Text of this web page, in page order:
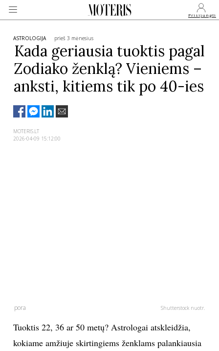
Prisijungti
VEIDAI
KULTŪRA
ASTROLOGIJA prieš 3 mėnesius
Kada geriausia tuoktis pagal
Zodiako ženklą? Vieniems –
anksti, kitiems tik po 40-ies
MOTERIS.LT
2026-04-09 15:12:00
pora Shutterstock nuotr.
Tuoktis 22, 36 ar 50 metų? Astrologai atskleidžia,
kokiame amžiuje skirtingiems ženklams palankiausia